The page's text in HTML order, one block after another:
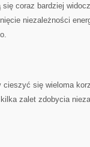
⁢coraz bardziej
niezależności
się wieloma
kilka zalet zdobycia